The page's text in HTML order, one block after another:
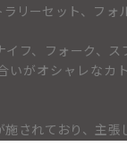
リーセット、フォ
フ、フォーク、ス
いがオシャレなカ
施されており、主張